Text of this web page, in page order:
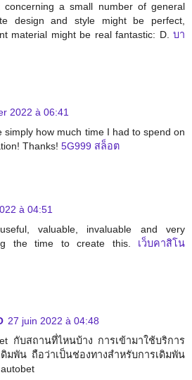
concerning a small number of general
design and style might be perfect,
material might be real fantastic: D. บา
2022 à 06:41
simply how much time I had to spend on
Thanks! 5G999 สล็อต
à 04:51
valuable, invaluable and very
the time to create this. เว็บคาสิโน
27 juin 2022 à 04:48
กับสถานที่ไหนบ้าง การเข้ามาใช้บริการ
ดิมพัน ถือว่าเป็นช่องทางสำหรับการเดิมพัน